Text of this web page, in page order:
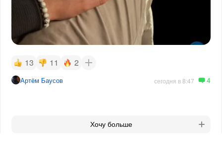
13 11 2
Артём Баусов сегодня в 8:47 4
Хочу больше